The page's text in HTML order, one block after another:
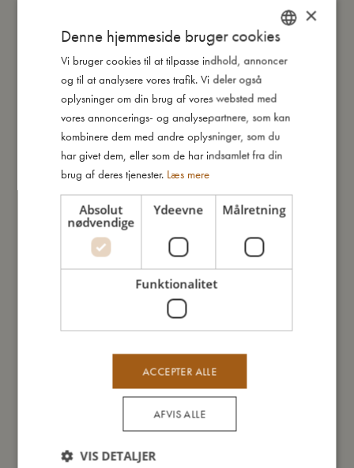
Kalechen er lavet i økologisk bomuld med UV-beskyttende
Så stor er jeg
Jeg er lavet af
Sådan plejer du mig
Du vil måske også kunne lide
DANISH
GERMAN
×
Denne hjemmeside bruger cookies
Vi bruger cookies til at tilpasse indhold, annoncer
og til at analysere vores trafik. Vi deler også
oplysninger om din brug af vores websted med
vores annoncerings- og analysepartnere, som kan
kombinere dem med andre oplysninger, som du
har givet dem, eller som de har indsamlet fra din
brug af deres tjenester. Læs mere
Absolut
nødvendige
Ydeevne Målretning
Funktionalitet
ACCEPTER ALLE
AFVIS ALLE
VIS DETALJER